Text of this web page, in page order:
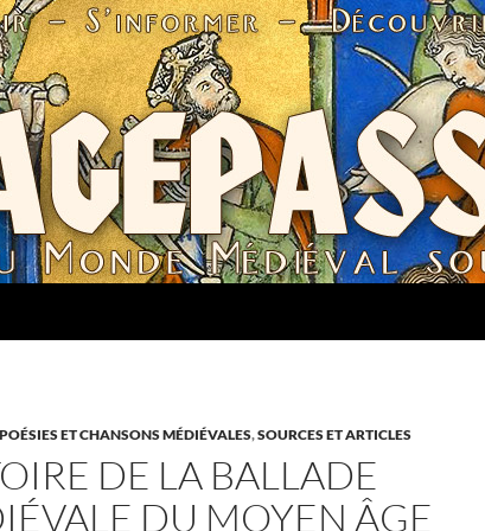
ET CHANSONS MÉDIÉVALES,SOURCES ET ARTICLES
DE LA BALLADE
DU MOYEN ÂGE